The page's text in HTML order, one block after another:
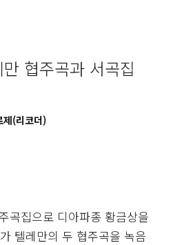
만 협주곡과 서곡집
제(리코더)
곡집으로 디아파종 황금상을
텔레만의 두 협주곡을 녹음